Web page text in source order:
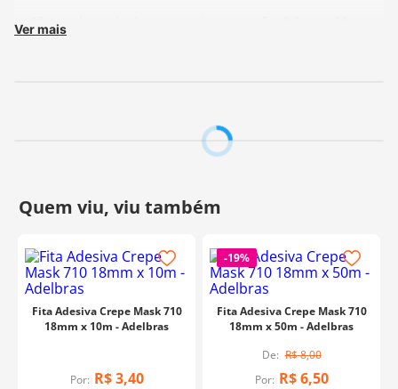
Oferece boa aderência e, após o uso,
na superfície
Ver mais
Fita Adesiva Crepe Mask 710
18mm x 10m - Adelbras
Por: R$ 3,40
-19%
Fita Adesiva Crepe Mask 710
18mm x 50m - Adelbras
R$8,00
Por: R$ 6,50